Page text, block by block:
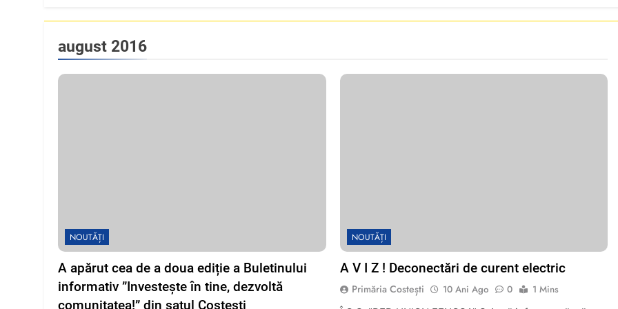
august 2016
NOUTĂȚI
A apărut cea de a doua ediție a Buletinului
informativ ”Investește în tine, dezvoltă
comunitatea!” din satul Costești
NOUTĂȚI
A V I Z ! Deconectări de curent electric
Primăria Costești 10 Ani Ago 0
1 Mins